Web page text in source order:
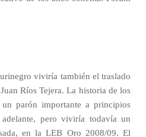
viviría también el traslado
Ríos Tejera. La historia de los
parón importante a principios
pero viviría todavía un
en la LEB Oro 2008/09. El